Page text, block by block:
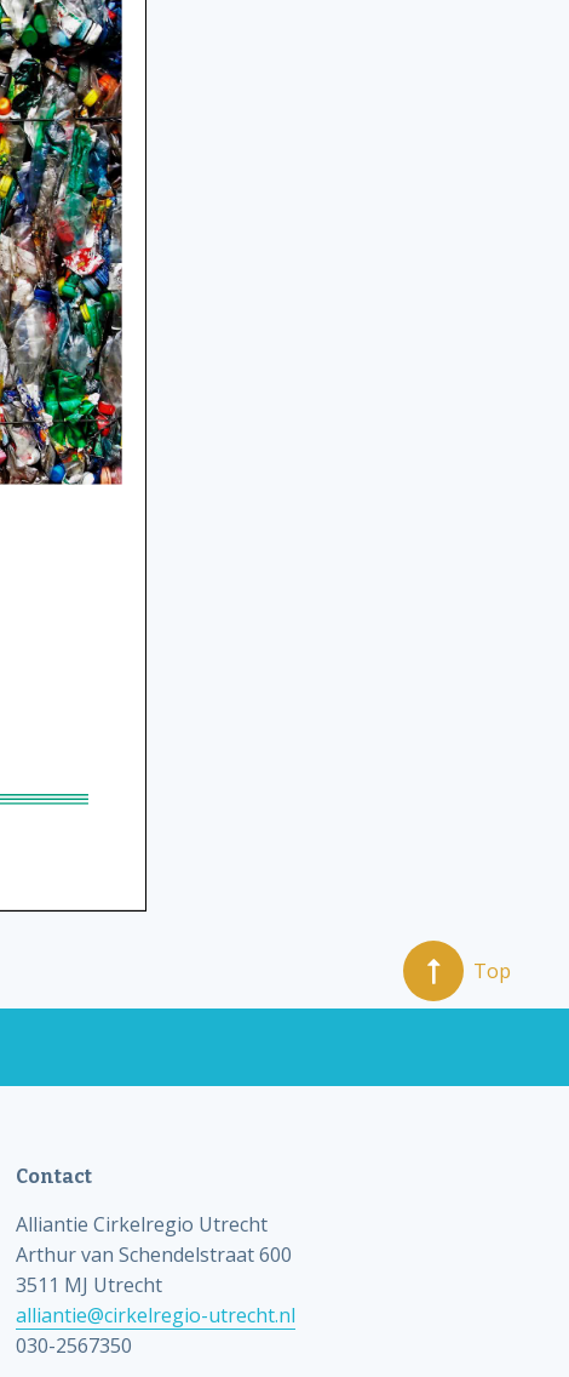
Contact
Alliantie Cirkelregio Utrecht
Arthur van Schendelstraat 600
3511 MJ Utrecht
alliantie@cirkelregio-utrecht.nl
030-2567350
Top